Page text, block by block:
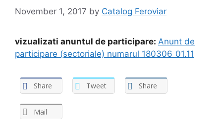
November 1, 2017 by Catalog Feroviar
vizualizati anuntul de participare: Anunt de
participare (sectoriale) numarul 180306_01.11
Share Tweet Share
Mail